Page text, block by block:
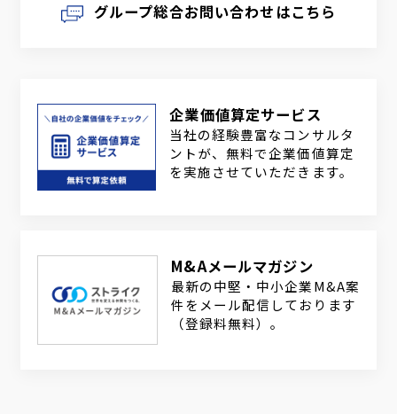
グループ総合お問い合わせはこちら
企業価値算定サービス
当社の経験豊富なコンサルタ
ントが、無料で企業価値算定
を実施させていただきます。
M&Aメールマガジン
最新の中堅・中小企業M&A案
件をメール配信しております
（登録料無料）。